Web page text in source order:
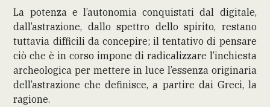
La potenza e l’autonomia conquistati dal digitale,
dall’astrazione, dallo spettro dello spirito, restano
tuttavia difficili da concepire; il tentativo di pensare
ciò che è in corso impone di radicalizzare l’inchiesta
archeologica per mettere in luce l’essenza originaria
dell’astrazione che definisce, a partire dai Greci, la
ragione.